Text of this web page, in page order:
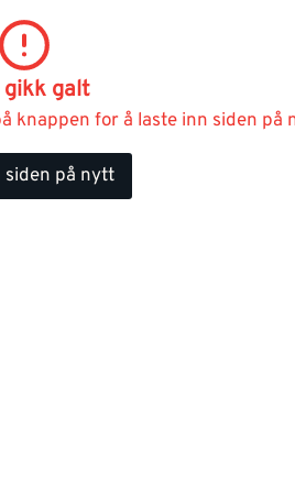
gikk galt
knappen for å laste inn siden på
siden på nytt